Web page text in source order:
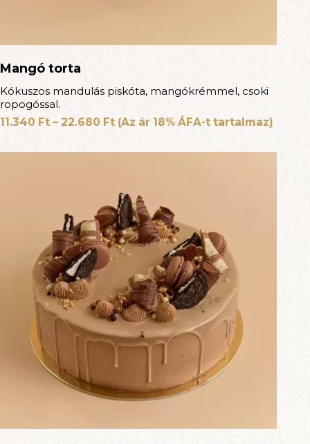
Mangó torta
Kókuszos mandulás piskóta, mangókrémmel, csoki
ropogóssal.
11.340 Ft – 22.680 Ft (Az ár 18% ÁFA-t tartalmaz)